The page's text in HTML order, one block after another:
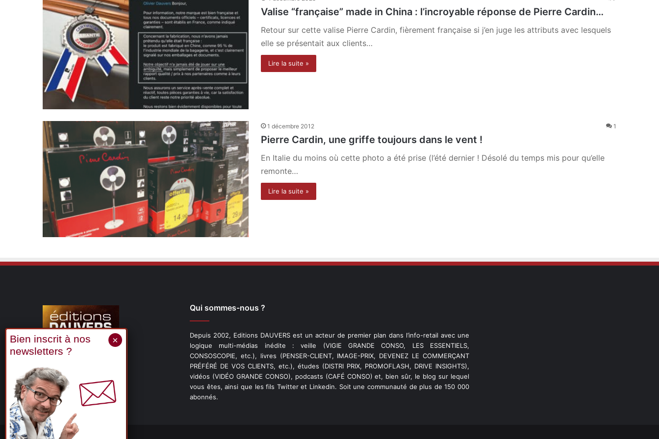
Valise “française” made in China : l’incroyable réponse de Pierre Cardin…
Retour sur cette valise Pierre Cardin, fièrement française si j’en juge les attributs avec lesquels
elle se présentait aux clients…
Lire la suite »
1 décembre 2012 1
Pierre Cardin, une griffe toujours dans le vent !
En Italie du moins où cette photo a été prise (l’été dernier ! Désolé du temps mis pour qu’elle
remonte…
Lire la suite »
X LinkedinYouTube
Qui sommes-nous ?
Depuis 2002, Editions DAUVERS est un acteur de premier plan dans l’info-retail avec une
logique multi-médias inédite : veille (VIGIE GRANDE CONSO, LES ESSENTIELS,
CONSOSCOPIE, etc.), livres (PENSER-CLIENT, IMAGE-PRIX, DEVENEZ LE COMMERÇANT
PRÉFÉRÉ DE VOS CLIENTS, etc.), études (DISTRI PRIX, PROMOFLASH, DRIVE INSIGHTS),
vidéos (VIDÉO GRANDE CONSO), podcasts (CAFÉ CONSO) et, bien sûr, le blog sur lequel
vous êtes, ainsi que les fils Twitter et Linkedin. Soit une communauté de plus de 150 000
abonnés.